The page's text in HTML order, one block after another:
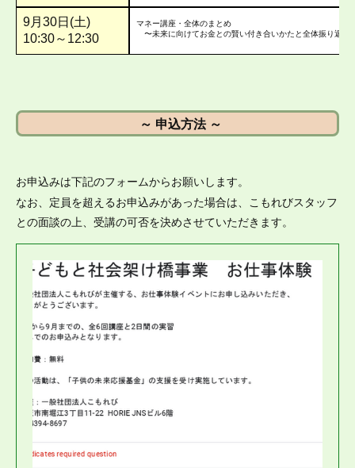
～ 申込方法 ～
お申込みは下記のフォームからお願いします。
なお、定員を超えるお申込みがあった場合は、こもれびスタッフ
との面談の上、受講の可否を決めさせていただきます。